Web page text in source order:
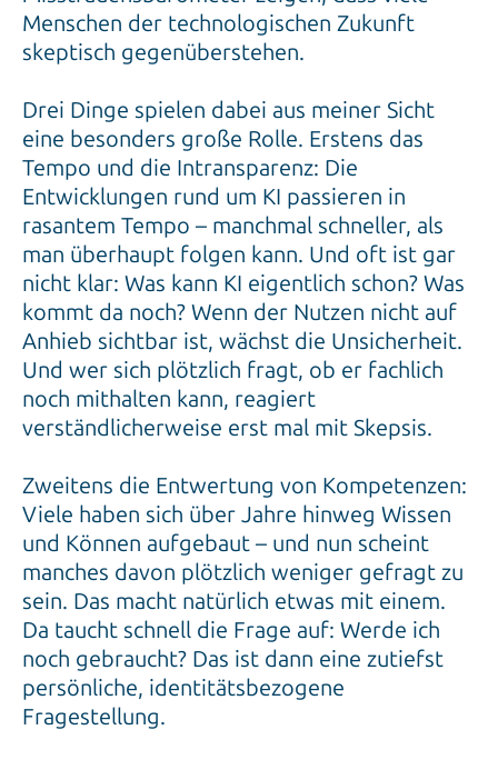
Menschen der technologischen Zukunft
skeptisch gegenüberstehen.
Drei Dinge spielen dabei aus meiner Sicht
eine besonders große Rolle. Erstens das
Tempo und die Intransparenz: Die
Entwicklungen rund um KI passieren in
rasantem Tempo – manchmal schneller, als
man überhaupt folgen kann. Und oft ist gar
nicht klar: Was kann KI eigentlich schon? Was
kommt da noch? Wenn der Nutzen nicht auf
Anhieb sichtbar ist, wächst die Unsicherheit.
Und wer sich plötzlich fragt, ob er fachlich
noch mithalten kann, reagiert
verständlicherweise erst mal mit Skepsis.
Zweitens die Entwertung von Kompetenzen:
Viele haben sich über Jahre hinweg Wissen
und Können aufgebaut – und nun scheint
manches davon plötzlich weniger gefragt zu
sein. Das macht natürlich etwas mit einem.
Da taucht schnell die Frage auf: Werde ich
noch gebraucht? Das ist dann eine zutiefst
persönliche, identitätsbezogene
Fragestellung.